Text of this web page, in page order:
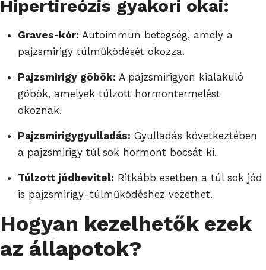
Hipertireózis gyakori okai:
Graves-kór: Autoimmun betegség, amely a
pajzsmirigy túlműködését okozza.
Pajzsmirigy göbök: A pajzsmirigyen kialakuló
göbök, amelyek túlzott hormontermelést
okoznak.
Pajzsmirigygyulladás: Gyulladás következtében
a pajzsmirigy túl sok hormont bocsát ki.
Túlzott jódbevitel: Ritkább esetben a túl sok jód
is pajzsmirigy-túlműködéshez vezethet.
Hogyan kezelhetők ezek
az állapotok?